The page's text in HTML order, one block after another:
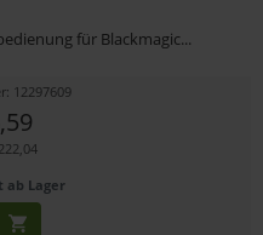
für Blackmagic...
12297609
ab Lager